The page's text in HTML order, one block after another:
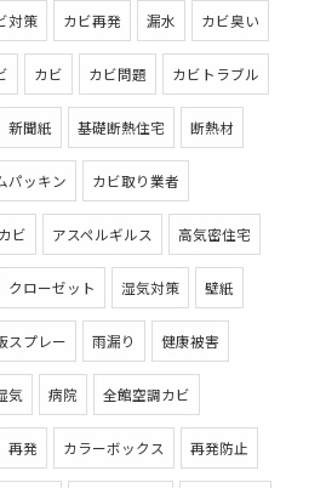
対策 カビ再発 漏水 カビ臭い
カビ カビ問題 カビトラブル
新聞紙 基礎断熱住宅 断熱材
パッキン カビ取り業者
ビ アスペルギルス 高気密住宅
クローゼット 湿気対策 壁紙
スプレー 雨漏り 健康被害
気 病院 全館空調カビ
再発 カラーボックス 再発防止